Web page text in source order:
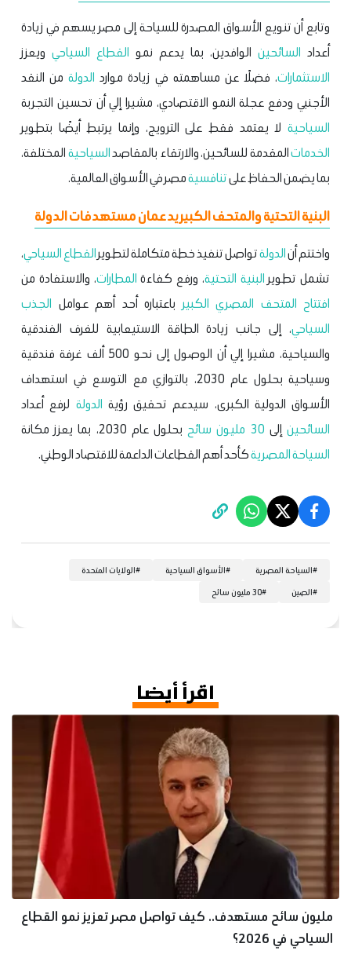
وتابع أن تنويع الأسواق المصدرة للسياحة إلى مصر يسهم في زيادة
أعداد السائحين الوافدين، بما يدعم نمو القطاع السياحي ويعزز
الاستثمارات، فضلًا عن مساهمته في زيادة موارد الدولةمن النقد
الأجنبي ودفع عجلة النمو الاقتصادي، مشيرا إلي أن تحسين التجربة
السياحية لا يعتمد فقط على الترويج، وإنما يرتبط أيضًا بتطوير
الخدماتالمقدمة للسائحين، والارتقاء بالمقاصدالسياحيةالمختلفة،
بما يضمن الحفاظ علىتنافسيةمصر في الأسواق العالمية.
البنية التحتية والمتحف الكبير يدعمان مستهدفات الدولة
واختتم أنالدولةتواصل تنفيذ خطة متكاملة لتطويرالقطاع السياحي،
تشمل تطوير البنية التحتية، ورفع كفاءة المطارات، والاستفادة من
افتتاح المتحف المصري الكبير باعتباره أحد أهم عوامل الجذب
السياحي، إلى جانب زيادة الطاقة الاستيعابية للغرف الفندقية
والسياحية، مشيرا إلي أن الوصول إلى نحو 500 ألف غرفة فندقية
وسياحية بحلول عام 2030، بالتوازي مع التوسع في استهداف
الأسواق الدولية الكبرى، سيدعم تحقيق رؤية الدولة لرفع أعداد
السائحينإلى 30 مليون سائح
بحلول عام 2030، بما يعزز مكانة
السياحة المصريةكأحد أهم القطاعات الداعمة للاقتصاد الوطني.
#السياحة المصرية #الأسواق السياحية #الولايات المتحدة
#الصين #30 مليون سائح
اقرأ أيضا
مليون سائح مستهدف.. كيف تواصل مصر تعزيز نمو القطاع
السياحي في 2026؟